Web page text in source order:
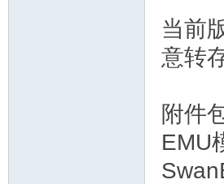
当前
意转
附件
EMU